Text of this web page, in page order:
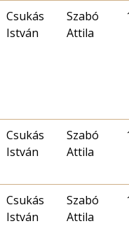
Csukás
István
Szabó
Attila
Csukás
István
Szabó
Attila
Csukás
István
Szabó
Attila